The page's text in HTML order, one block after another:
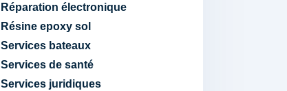
Réparation électronique
Résine epoxy sol
Services bateaux
Services de santé
Services juridiques